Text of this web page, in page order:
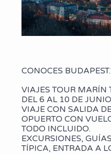
CONOCES
VIAJES TOUR MARÍN
DEL 6 AL 10 DE
VIAJE CON SALIDA
OPUERTO CON
TODO INCLUIDO.
EXCURSIONES,
TÍPICA, ENTRADA A